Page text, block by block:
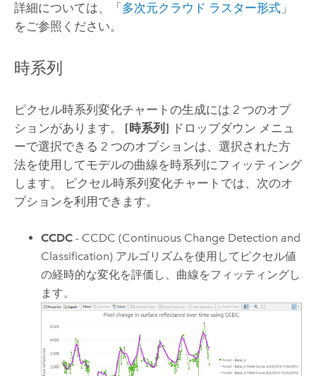
詳細については、「 多次元クラウド ラスター形式」
をご参照ください。
時系列
ピクセル時系列変化チャートの生成には 2 つのオプ
ションがあります。 [時系列] ドロップダウン メニュ
ーで選択できる 2 つのオプションは、選択された方
法を使用してモデルの曲線を時系列にフィッティング
します。 ピクセル時系列変化チャートでは、次のオ
プションを利用できます。
CCDC - CCDC (Continuous Change Detection and
Classification) アルゴリズムを使用してピクセル値
の経時的な変化を評価し、曲線をフィッティングし
ます。